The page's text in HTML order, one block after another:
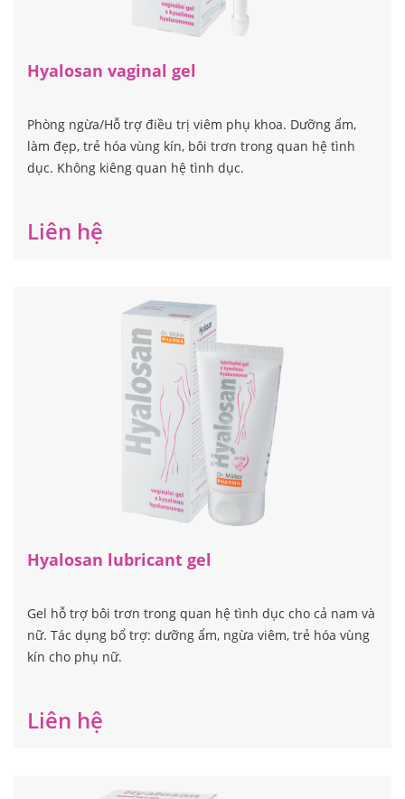
Hyalosan vaginal gel
Phòng ngừa/Hỗ trợ điều trị viêm phụ khoa. Dưỡng ẩm,
làm đẹp, trẻ hóa vùng kín, bôi trơn trong quan hệ tình
dục. Không kiêng quan hệ tình dục.
Liên hệ
Hyalosan lubricant gel
Gel hỗ trợ bôi trơn trong quan hệ tình dục cho cả nam và
nữ. Tác dụng bổ trợ: dưỡng ẩm, ngừa viêm, trẻ hóa vùng
kín cho phụ nữ.
Liên hệ